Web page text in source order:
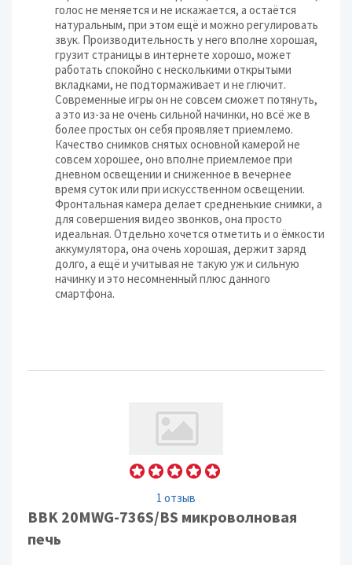
голос не меняется и не искажается, а остаётся
натуральным, при этом ещё и можно регулировать
звук. Производительность у него вполне хорошая,
грузит страницы в интернете хорошо, может
работать спокойно с несколькими открытыми
вкладками, не подтормаживает и не глючит.
Современные игры он не совсем сможет потянуть,
а это из-за не очень сильной начинки, но всё же в
более простых он себя проявляет приемлемо.
Качество снимков снятых основной камерой не
совсем хорошее, оно вполне приемлемое при
дневном освещении и сниженное в вечернее
время суток или при искусственном освещении.
Фронтальная камера делает средненькие снимки, а
для совершения видео звонков, она просто
идеальная. Отдельно хочется отметить и о ёмкости
аккумулятора, она очень хорошая, держит заряд
долго, а ещё и учитывая не такую уж и сильную
начинку и это несомненный плюс данного
смартфона.
1 отзыв
BBK 20MWG-736S/BS микроволновая
печь